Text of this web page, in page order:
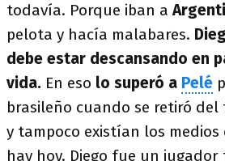
todavía. Porque iban a
pelota y hacía malabares.
debe estar descansando en
vida. En eso lo superó a Pelé
brasileño cuando se retiró
y tampoco existían los
hay hoy. Diego fue un